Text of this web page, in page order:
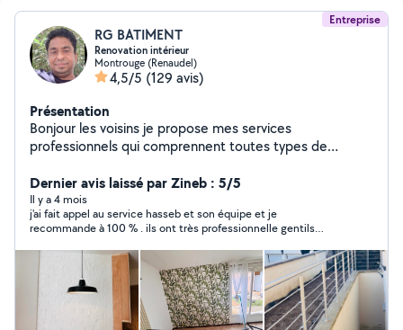
Entreprise
RG BATIMENT
Renovation intérieur
Montrouge (Renaudel)
4,5/5 (129 avis)
Présentation
Bonjour les voisins je propose mes services
professionnels qui comprennent toutes types de
experience rest a votre disposition merci
Dernier avis laissé par Zineb : 5/5
Il y a 4 mois
j'ai fait appel au service hasseb et son équipe et je
recommande à 100 % . ils ont très professionnelle gentils
super travail , merci à vous et votre équipe